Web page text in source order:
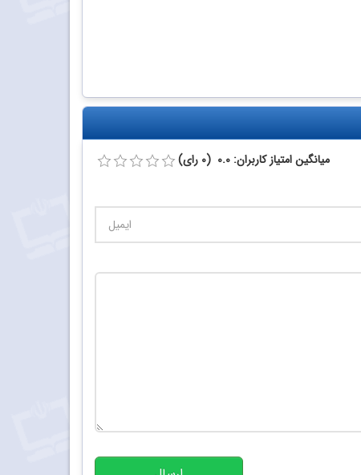
میانگین امتیاز کاربران: 0.0 (0 رای)